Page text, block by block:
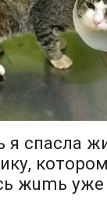
я спасла
жumь